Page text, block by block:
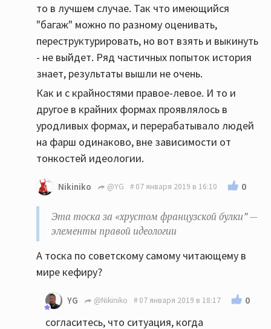
то в лучшем случае. Так что имеющийся
"багаж" можно по разному оценивать,
переструктурировать, но вот взять и выкинуть
- не выйдет. Ряд частичных попыток история
знает, результаты вышли не очень.
Как и с крайностями правое-левое. И то и
другое в крайних формах проявлялось в
уродливых формах, и перерабатывало людей
на фарш одинаково, вне зависимости от
тонкостей идеологии.
Nikiniko @YG 07 января 2019 в 16:10 0
Эта тоска за «хрустом французской булки” —
элементы правой идеологии
А тоска по советскому самому читающему в
мире кефиру?
YG @Nikiniko 07 января 2019 в 18:17 0
согласитесь, что ситуация, когда